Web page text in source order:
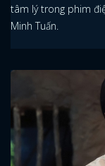
tâm lý trong phim
Minh Tuấn.